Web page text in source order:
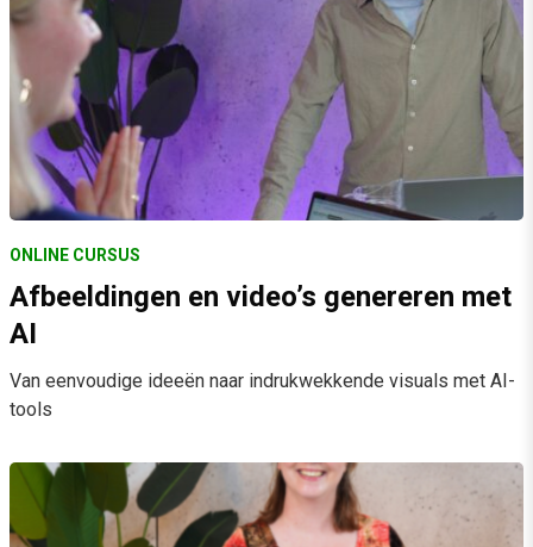
ONLINE CURSUS
Afbeeldingen en video’s genereren met
AI
Van eenvoudige ideeën naar indrukwekkende visuals met AI-
tools